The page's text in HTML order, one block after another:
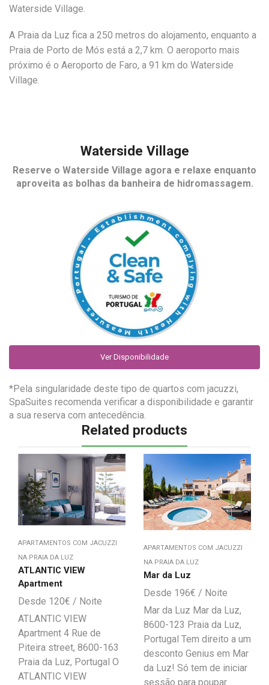
Waterside Village.
A Praia da Luz fica a 250 metros do alojamento, enquanto a
Praia de Porto de Mós está a 2,7 km. O aeroporto mais
próximo é o Aeroporto de Faro, a 91 km do Waterside
Village.
Waterside Village
Reserve o Waterside Village agora e relaxe enquanto
aproveita as bolhas da banheira de hidromassagem.
Ver Disponibilidade
*Pela singularidade deste tipo de quartos com jacuzzi,
SpaSuites recomenda verificar a disponibilidade e garantir
a sua reserva com antecedência.
Related products
APARTAMENTOS COM JACUZZI
NA PRAIA DA LUZ
ATLANTIC VIEW
Apartment
120€
ATLANTIC VIEW
Apartment 4 Rue de
Piteira street, 8600-163
Praia da Luz, Portugal O
ATLANTIC VIEW
APARTAMENTOS COM JACUZZI
NA PRAIA DA LUZ
Mar da Luz
196€
Mar da Luz Mar da Luz,
8600-123 Praia da Luz,
Portugal Tem direito a um
desconto Genius em Mar
da Luz! Só tem de iniciar
sessão para poupar